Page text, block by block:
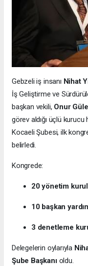
Gebzeli iş insanı Nihat
İş Geliştirme ve
başkan vekili, Onur
görev aldığı üçlü
Kocaeli Şubesi, ilk
belirledi.
Kongrede:
20 yönetim
10 başkan
3 denetleme
Delegelerin oylarıyla
Şube Başkanıoldu.